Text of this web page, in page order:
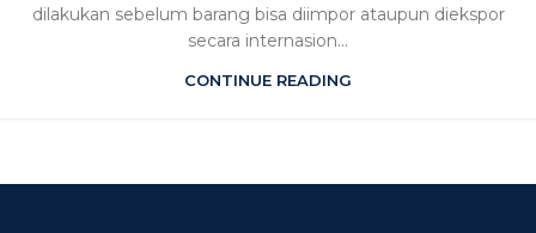
dilakukan sebelum barang bisa diimpor ataupun diekspor
secara internasion...
CONTINUE READING